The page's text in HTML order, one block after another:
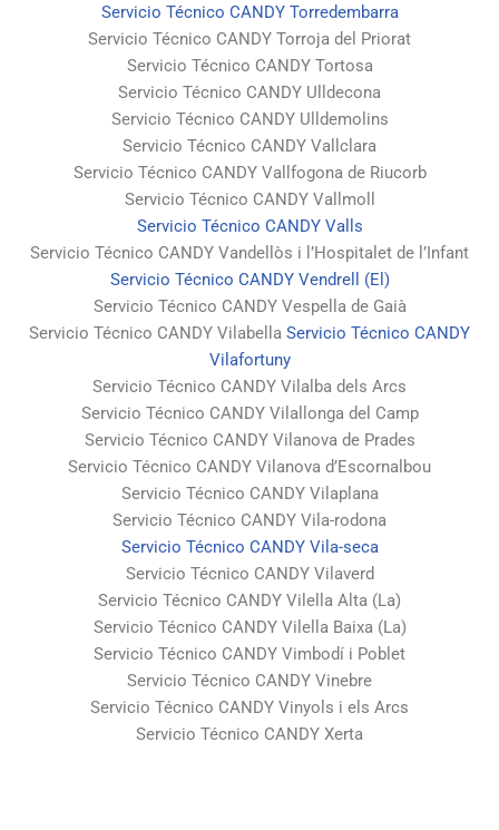
Servicio Técnico CANDY Torredembarra
Servicio Técnico CANDY Torroja del Priorat
Servicio Técnico CANDY Tortosa
Servicio Técnico CANDY Ulldecona
Servicio Técnico CANDY Ulldemolins
Servicio Técnico CANDY Vallclara
Servicio Técnico CANDY Vallfogona de Riucorb
Servicio Técnico CANDY Vallmoll
Servicio Técnico CANDY Valls
Servicio Técnico CANDY Vandellòs i l’Hospitalet de l’Infant
Servicio Técnico CANDY Vendrell (El)
Servicio Técnico CANDY Vespella de Gaià
Servicio Técnico CANDY Vilabella Servicio Técnico CANDY
Vilafortuny
Servicio Técnico CANDY Vilalba dels Arcs
Servicio Técnico CANDY Vilallonga del Camp
Servicio Técnico CANDY Vilanova de Prades
Servicio Técnico CANDY Vilanova d’Escornalbou
Servicio Técnico CANDY Vilaplana
Servicio Técnico CANDY Vila-rodona
Servicio Técnico CANDY Vila-seca
Servicio Técnico CANDY Vilaverd
Servicio Técnico CANDY Vilella Alta (La)
Servicio Técnico CANDY Vilella Baixa (La)
Servicio Técnico CANDY Vimbodí i Poblet
Servicio Técnico CANDY Vinebre
Servicio Técnico CANDY Vinyols i els Arcs
Servicio Técnico CANDY Xerta